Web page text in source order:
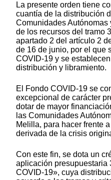
La presente orden tiene
cuantía de la distribución
Comunidades
de los recursos del tramo
apartado 2 del artículo 2
de 16 de junio, por el que
COVID-19 y se
distribución y libramiento.
El Fondo COVID-19 se
excepcional de carácter
dotar de mayor
las Comunidades
Melilla, para hacer frente
derivada de la crisis
Con este fin, se dota un
aplicación presupuestaria
COVID-19», cuya